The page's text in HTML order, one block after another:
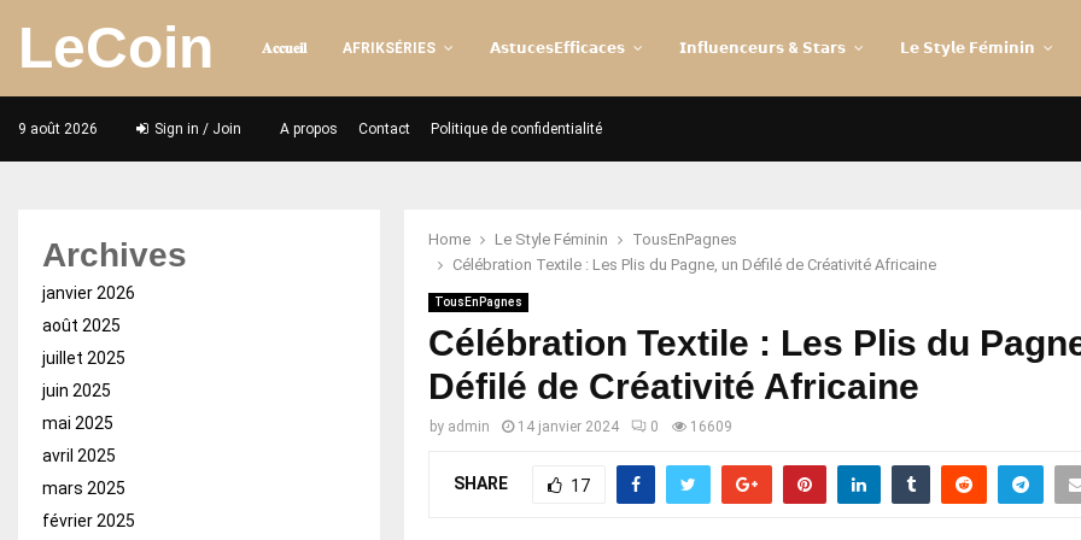
LeCoin 𝐀𝐜𝐜𝐮𝐞𝐢𝐥 AFRIKSÉRIES 𝗔𝘀𝘁𝘂𝗰𝗲𝘀𝗘𝗳𝗳𝗶𝗰𝗮𝗰𝗲𝘀 𝗜𝗻𝗳𝗹𝘂𝗲𝗻𝗰𝗲𝘂𝗿𝘀 & 𝗦𝘁𝗮𝗿𝘀 𝗟𝗲 𝗦𝘁𝘆𝗹𝗲 𝗙𝗲́𝗺𝗶𝗻𝗶𝗻
9 août 2026 Sign in / Join A propos Contact Politique de confidentialité
Home Le Style Féminin
TousEnPagnes
Célébration Textile : Les Plis du Pagne, un Défilé de Créativité Africaine
TousEnPagnes
Célébration Textile : Les Plis du
Défilé de Créativité Africaine
by admin 14 janvier 2024 0 16609
SHARE 17
Archives
janvier 2026
août 2025
juillet 2025
juin 2025
mai 2025
avril 2025
mars 2025
février 2025